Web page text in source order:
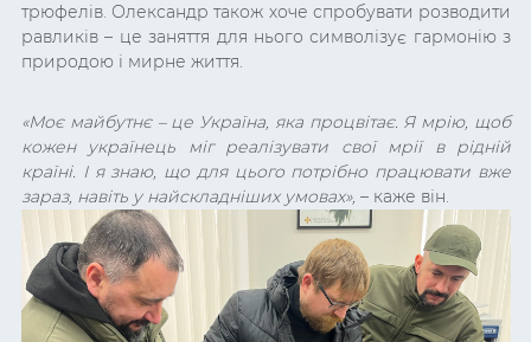
трюфелів. Олександр також хоче спробувати розводити
равликів – це заняття для нього символізує гармонію з
природою і мирне життя.
«Моє майбутнє – це Україна, яка процвітає. Я мрію, щоб
кожен українець міг реалізувати свої мрії в рідній
країні. І я знаю, що для цього потрібно працювати вже
зараз, навіть у найскладніших умовах», – каже він.